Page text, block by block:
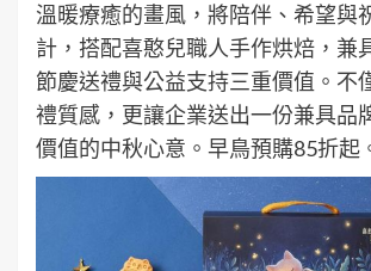
溫暖療癒的畫風，將陪伴、希望與
計，搭配喜憨兒職人手作烘焙，兼
節慶送禮與公益支持三重價值。不
禮質感，更讓企業送出一份兼具品
價值的中秋心意。早鳥預購85折起